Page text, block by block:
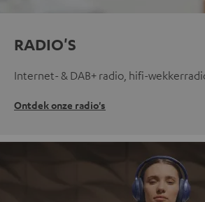
RADIO'S
Internet- & DAB+ radio, hifi-
Ontdek onze radio's